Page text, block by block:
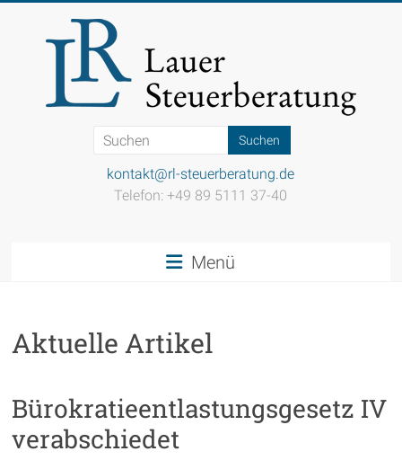
springen
Steuerkanzlei
kontakt@rl-steuerberatung.de
Telefon: +49 89 5111 37-40
Menü
Aktuelle Artikel
Bürokratieentlastungsgesetz IV
verabschiedet